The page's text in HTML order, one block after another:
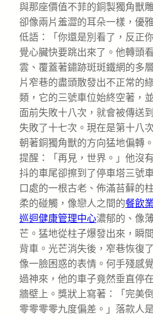
與那座價值不菲的銅製獨角獸
卻像兩片羞澀的耳朵一樣，優
低語：「你還是別看了，反正
覺心臟快要跳出來了。他轉頭
雲、覆蓋著鏽跡斑斑鐵網的多
片窄巷的盡頭散發出不正常的
類，它的三號車位始終空著，
面前失敗十八次，就會被傳送
失敗了十七次。現在是第十八
朝著銅獨角獸的方向猛地偏轉
提醒：「再見，世界。」他沒
抖的車尾卻擦到了停車塔三號
口處的一根古老、佈滿苔蘚的
柔的碰觸，像戀人之間的餐飲
巡迴健康管理中心濃郁的、像
芒。猛地從柱子爆發出來，瞬
背車。光芒消失後，窄巷恢復
像一臉困惑的表情。何手殘感
過神來，他的車子竟然垂直停
牆壁上。獎狀上寫著：「完美
零零零零九度偏差。」落款人